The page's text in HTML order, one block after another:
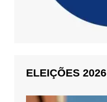
ELEIÇÕES 2026